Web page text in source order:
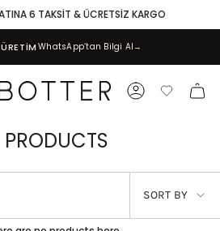
6 TAKSİT & ÜCRETSİZ KARGO
WhatsApp’tan Bilgi Al →
Account
PRODUCTS
SORT
BY
SORT BY